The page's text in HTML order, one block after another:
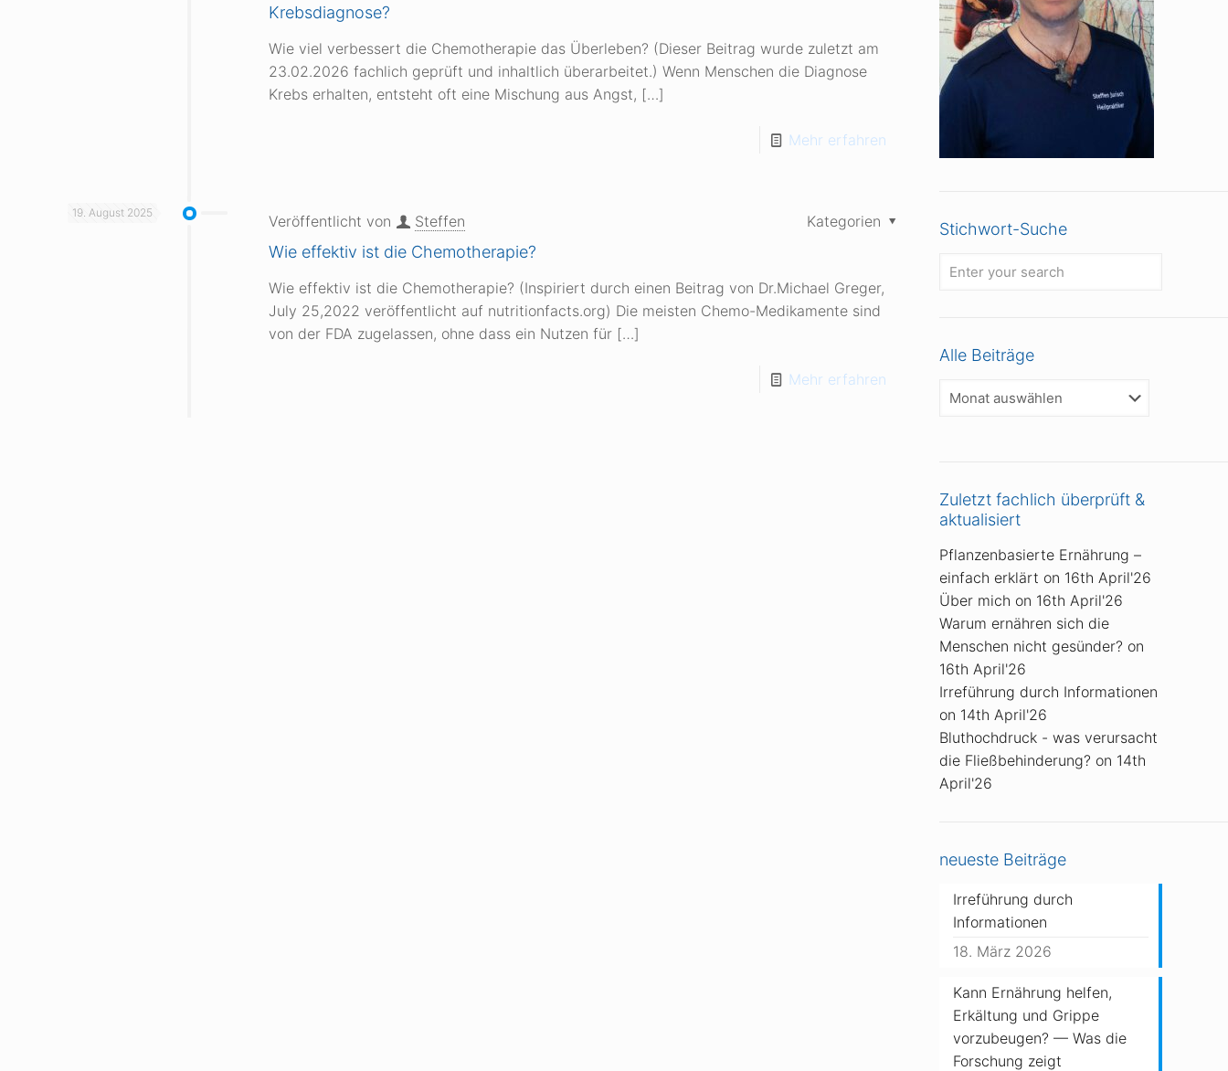
Krebsdiagnose?
Wie viel verbessert die Chemotherapie das Überleben? (Dieser Beitrag wurde zuletzt am
23.02.2026 fachlich geprüft und inhaltlich überarbeitet.) Wenn Menschen die Diagnose
Krebs erhalten, entsteht oft eine Mischung aus Angst, […]
Mehr erfahren
19. August 2025 Veröffentlicht von Steffen Kategorien
Wie effektiv ist die Chemotherapie?
Wie effektiv ist die Chemotherapie? (Inspiriert durch einen Beitrag von Dr.Michael Greger,
July 25,2022 veröffentlicht auf nutritionfacts.org) Die meisten Chemo-Medikamente sind
von der FDA zugelassen, ohne dass ein Nutzen für […]
Mehr erfahren
Stichwort-Suche
Alle Beiträge
Alle
Zuletzt fachlich überprüft &
aktualisiert
Pflanzenbasierte Ernährung –
einfach erklärt on 16th April'26
Über mich on 16th April'26
Warum ernähren sich die
Menschen nicht gesünder? on
16th April'26
Irreführung durch Informationen
on 14th April'26
Bluthochdruck - was verursacht
die Fließbehinderung? on 14th
April'26
neueste Beiträge
Irreführung durch
Informationen
18. März 2026
Kann Ernährung helfen,
Erkältung und Grippe
vorzubeugen? — Was die
Forschung zeigt